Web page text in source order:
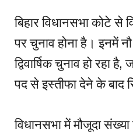
बिहार विधानसभा कोटे से
पर चुनाव होना है। इनमें
द्विवार्षिक चुनाव हो रहा
पद से इस्तीफा देने के बाद
विधानसभा में मौजूदा